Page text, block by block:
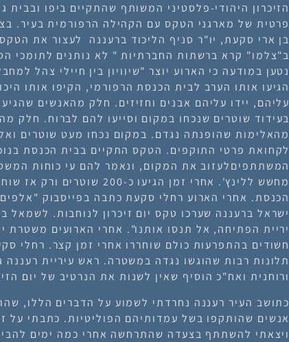
הזיכרון היהודי-פלסטיני המשותף שהתקיים ביפו ובבית
פרטית של מארגני הטקס עם הקהילה הרפורמית בעיר.
בן ארי סקעת, יו"ר סניף הליכוד ברעננה לעצור את
ב"צלמו" קרא ברשתות החברתיות " לא נותנים לתומכי
הגיעו אותו הערב לבית הכנסת הרפורמי, הקיפו אותו
עליהם, יידו עליהם אבנים וחזיזים. חלק מהאנשים
בעידוד שוטרים שנכחו במקום וסייעו להם לברוח. חלק
מהאלימות שהופנתה נגדם. במקום נכחו מעט שוטרים
המשתתפיםלעזוב את המקום, ונאמר להם עי כוחות
מחשש ללינץ'. אחרי זמן הגיעו כ-
הכנסת. אחרי הארוע רחלי סקעת כתבה בפייסבוק "אלפים
ישראל ברעננה שערכו טקס יום זיכרון לנוחבות. לשמאל
חשודים בהתפרעות כולם שוחררו אחרי זמן קצר. רחלי
תלונות רבות שהוגשו נגדה במשטרה. ראש עיריית רעננה
ורוחנית ואח"כ הוסיף שאין לשנות את הנרטיב של יום
כתושב העיר רעננה נחרדתי לשמוע על הדברים הללו,
אנשים שהותקפו בשל עמדותיהם הפוליטיות. כתבתי
ויצאתי להשתתף בצעדה שהתרחשה אחרי כמה ימים